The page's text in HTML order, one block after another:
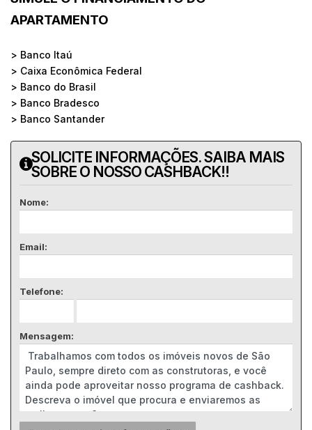
APARTAMENTO
> Banco Itaú
> Caixa Econômica Federal
> Banco do Brasil
> Banco Bradesco
> Banco Santander
SOLICITE INFORMAÇÕES. SAIBA MAIS
SOBRE O NOSSO CASHBACK!!
Nome:
Email:
Telefone:
Mensagem: